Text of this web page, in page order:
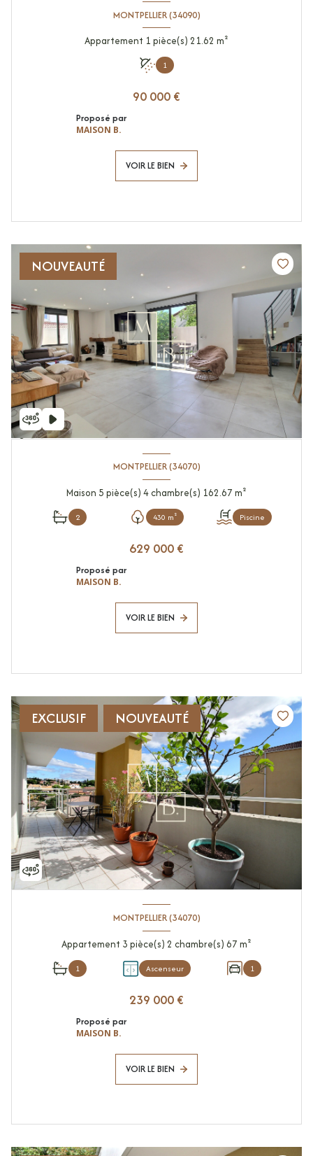
MONTPELLIER (34090)
Appartement 1 pièce(s) 21.62 m²
1
90 000 €
Proposé par
MAISON B.
VOIR LE BIEN
NOUVEAUTÉ
MONTPELLIER (34070)
Maison 5 pièce(s) 4 chambre(s) 162.67 m²
2 430 m² Piscine
629 000 €
Proposé par
MAISON B.
VOIR LE BIEN
EXCLUSIF NOUVEAUTÉ
MONTPELLIER (34070)
Appartement 3 pièce(s) 2 chambre(s) 67 m²
1 Ascenseur 1
239 000 €
Proposé par
MAISON B.
VOIR LE BIEN